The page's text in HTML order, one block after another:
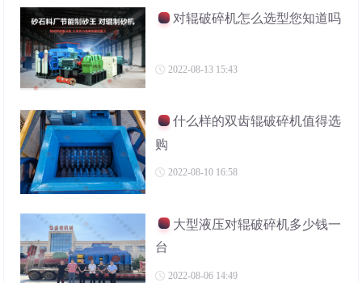
对辊破碎机怎么选型您知道吗
2022-08-13 15:43
什么样的双齿辊破碎机值得选
购
2022-08-10 16:58
大型液压对辊破碎机多少钱一
台
2022-08-06 14:49